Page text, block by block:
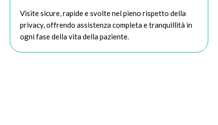
Visite sicure, rapide e svolte nel pieno rispetto della
privacy, offrendo assistenza completa e tranquillità in
ogni fase della vita della paziente.